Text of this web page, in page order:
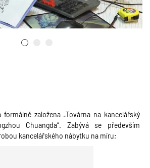
založena „Továrna na kancelářský
Chuangda“. Zabývá se především
kancelářského nábytku na míru;